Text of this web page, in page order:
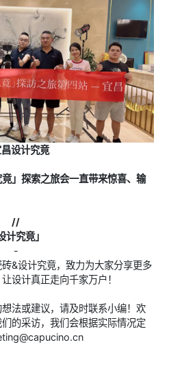
设计究竟
竟」探索之旅会一直带来惊喜、输
//
计究竟」
-
&设计究竟，致力为大家分享更多
设计真正走向千家万户！
法或建议，请及时联系小编！欢
的采访，我们会根据实际情况定